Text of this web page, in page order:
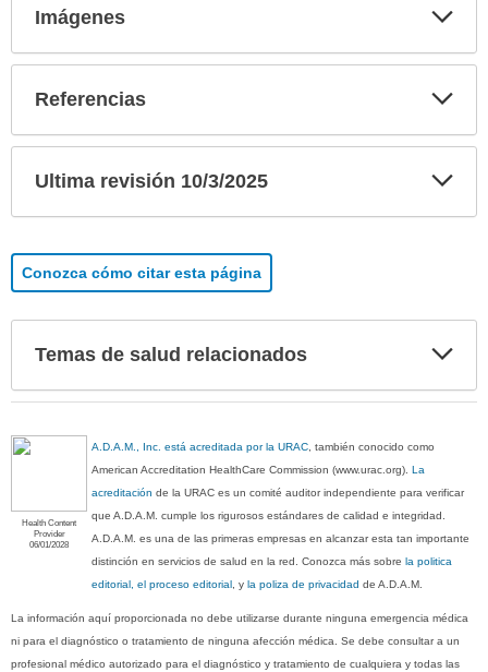
Imágenes
Referencias
Ultima revisión 10/3/2025
Conozca cómo citar esta página
Temas de salud relacionados
Health Content
Provider
06/01/2028
A.D.A.M., Inc. está acreditada por la URAC, también conocido como
American Accreditation HealthCare Commission (www.urac.org).La
acreditación de la URAC es un comité auditor independiente para verificar
que A.D.A.M. cumple los rigurosos estándares de calidad e integridad.
A.D.A.M. es una de las primeras empresas en alcanzar esta tan importante
distinción en servicios de salud en la red. Conozca más sobrela politica
editorial, el proceso editorial, yla poliza de privacidad de A.D.A.M.
La información aquí proporcionada no debe utilizarse durante ninguna emergencia médica
ni para el diagnóstico o tratamiento de ninguna afección médica. Se debe consultar a un
profesional médico autorizado para el diagnóstico y tratamiento de cualquiera y todas las